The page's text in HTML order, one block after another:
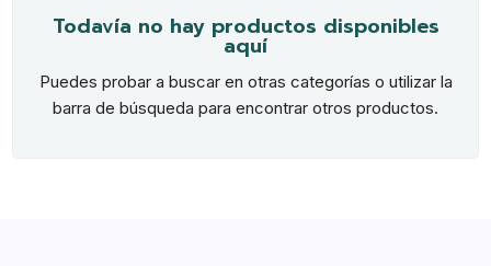
Todavía no hay productos disponibles
aquí
Puedes probar a buscar en otras categorías o utilizar la
barra de búsqueda para encontrar otros productos.